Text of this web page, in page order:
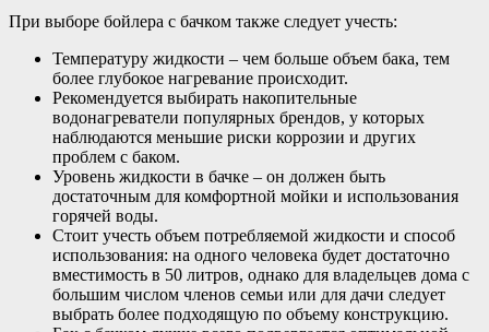
При выборе бойлера с бачком также следует учесть:
Температуру жидкости – чем больше объем бака, тем
более глубокое нагревание происходит.
Рекомендуется выбирать накопительные
водонагреватели популярных брендов, у которых
наблюдаются меньшие риски коррозии и других
проблем с баком.
Уровень жидкости в бачке – он должен быть
достаточным для комфортной мойки и использования
горячей воды.
Стоит учесть объем потребляемой жидкости и способ
использования: на одного человека будет достаточно
вместимость в 50 литров, однако для владельцев дома с
большим числом членов семьи или для дачи следует
выбрать более подходящую по объему конструкцию.